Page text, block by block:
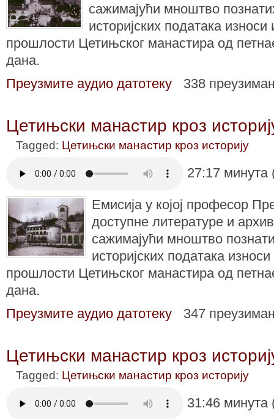
сажимајући мноштво
историјских података
прошлости Цетињског манастира од
дана.
Преузмите аудио датотеку
338
Цетињски манастир кроз
Tagged: Цетињски манастир кроз историју
27:17
Емисија у којој професор
доступне литературе и
сажимајући мноштво
историјских података
прошлости Цетињског манастира од
дана.
Преузмите аудио датотеку
347
Цетињски манастир кроз
Tagged: Цетињски манастир кроз историју
31:46